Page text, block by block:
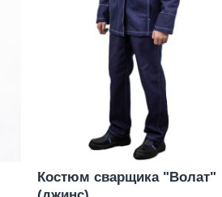
Костюм сварщика "Волат"